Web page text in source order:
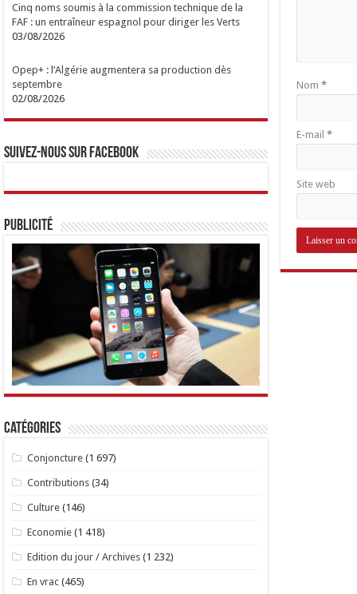
Nom *
E-mail *
Site web
Cinq noms soumis à la commission technique de la
FAF : un entraîneur espagnol pour diriger les Verts
03/08/2026
Opep+ : l’Algérie augmentera sa production dès
septembre
02/08/2026
Suivez-nous sur Facebook
Publicité
Catégories
Conjoncture (1 697)
Contributions (34)
Culture (146)
Economie (1 418)
Edition du jour / Archives (1 232)
En vrac (465)